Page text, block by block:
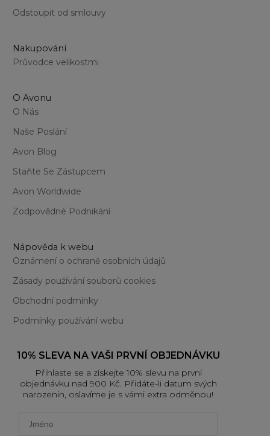
Odstoupit od smlouvy
Nakupování
Průvodce velikostmi
O Avonu
O Nás
Naše Poslání
Avon Blog
Staňte Se Zástupcem
Avon Worldwide
Zodpovědné Podnikání
Nápověda k webu
Oznámení o ochraně osobních údajů
Zásady používání souborů cookies
Obchodní podmínky
Podmínky používání webu
10% SLEVA NA VAŠI PRVNÍ OBJEDNÁVKU
Přihlaste se a získejte 10% slevu na první
objednávku nad 900 Kč. Přidáte-li datum svých
narozenin, oslavíme je s vámi extra odměnou!